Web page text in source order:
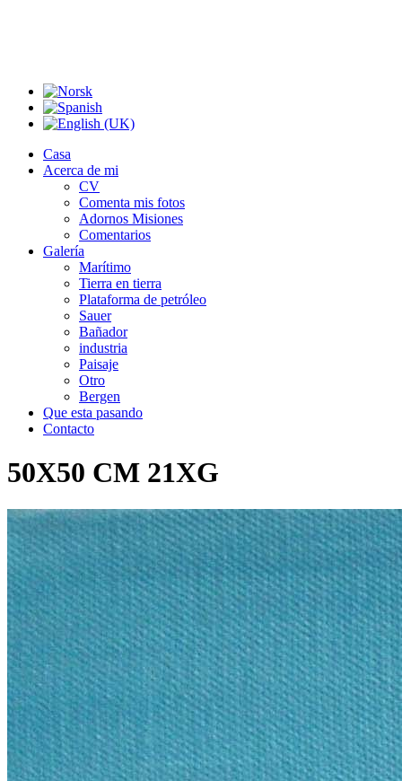
Casa
Acerca de mi
CV
Comenta mis fotos
Adornos Misiones
Comentarios
Galería
Marítimo
Tierra en tierra
Plataforma de petróleo
Sauer
Bañador
industria
Paisaje
Otro
Bergen
Que esta pasando
Contacto
50X50 CM 21XG